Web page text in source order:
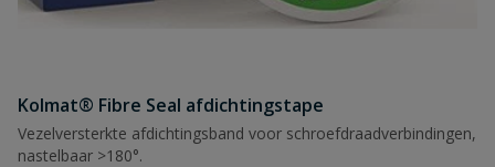
Kolmat® Fibre Seal afdichtingstape
Vezelversterkte afdichtingsband voor schroefdraadverbindingen,
nastelbaar >180°.